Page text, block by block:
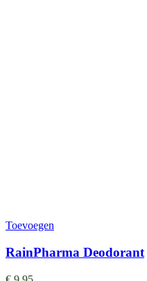
Toevoegen
RainPharma Deodorant